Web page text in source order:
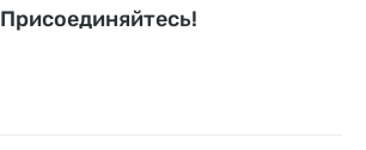
Присоединяйтесь!